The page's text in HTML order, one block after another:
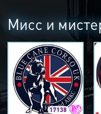
Мисс и
17138